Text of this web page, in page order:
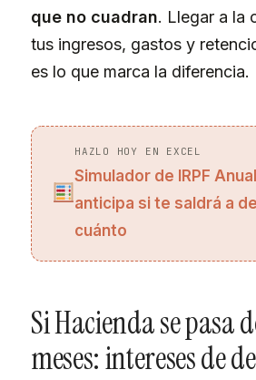
que no cuadran. Llegar a la
tus ingresos, gastos y
es lo que marca la diferencia.
HAZLO HOY EN EXCEL
Simulador de IRPF
anticipa si te saldrá a
cuánto
Si Hacienda se pasa
meses: intereses de